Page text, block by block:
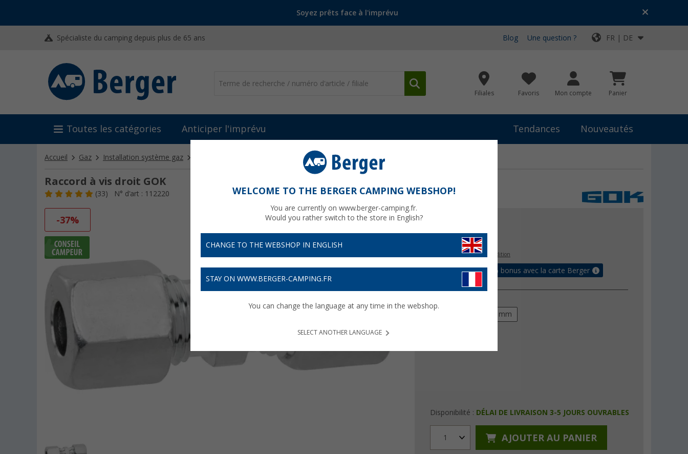
Soyez prêts face à l'imprévu
Spécialiste du camping depuis plus de 65 ans Blog Une question ? FR | DE
Filiales Favoris Mon compte Panier
Toutes les catégories Anticiper l'imprévu Tendances Nouveautés
Accueil Gaz Installation système gaz Raccord à vis droit GOK
Raccord à vis droit GOK
(33) N° d'art : 112220
-37%
4,99€
plus les frais d'expédition
Obtenez jusqu'à 5% bonus avec la carte Berger
10/10 mm
Disponibilité : DÉLAI DE LIVRAISON 3-5 JOURS OUVRABLES
1 AJOUTER AU PANIER
WELCOME TO THE BERGER CAMPING WEBSHOP!
You are currently on www.berger-camping.fr.
Would you rather switch to the store in English?
CHANGE TO THE WEBSHOP IN ENGLISH
STAY ON WWW.BERGER-CAMPING.FR
You can change the language at any time in the webshop.
SELECT ANOTHER LANGUAGE